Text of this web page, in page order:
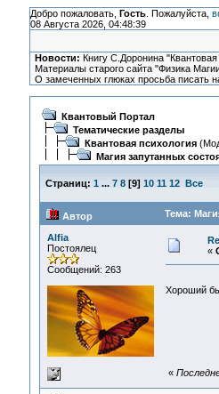
Добро пожаловать, Гость. Пожалуйста,
08 Августа 2026, 04:48:39
Новости: Книгу С.Доронина
Материалы старого сайта "Физика
О замеченных глюках просьба писать
Квантовый Портал
Тематические разделы
Квантовая психология
Магия запутанных
Страниц: 1 ... 7 8[9] 10 11 12 Все
Автор Тема:
Alfia
Постоялец
Сообщений: 263
«
Хороший
«